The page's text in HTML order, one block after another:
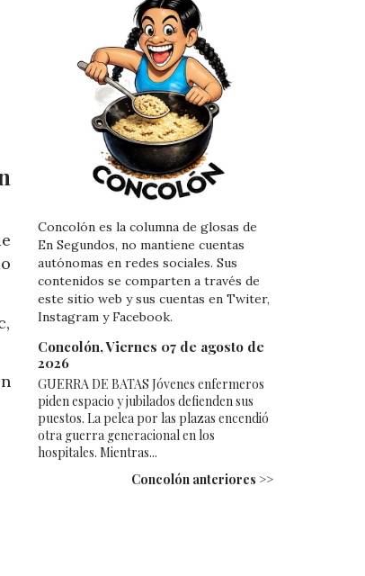
Concolón es la columna de glosas de
En Segundos, no mantiene cuentas
autónomas en redes sociales. Sus
contenidos se comparten a través de
este sitio web y sus cuentas en Twiter,
Instagram y Facebook.
Concolón, Viernes 07 de agosto de
2026
GUERRA DE BATAS Jóvenes enfermeros
piden espacio y jubilados defienden sus
puestos. La pelea por las plazas encendió
otra guerra generacional en los
hospitales. Mientras...
Concolón anteriores >>